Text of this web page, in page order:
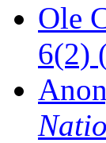
Ole
6(2)